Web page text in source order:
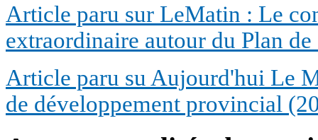
Article paru sur LeMatin : Le
extraordinaire autour du Plan
Article paru su Aujourd'hui Le
de développement provincial